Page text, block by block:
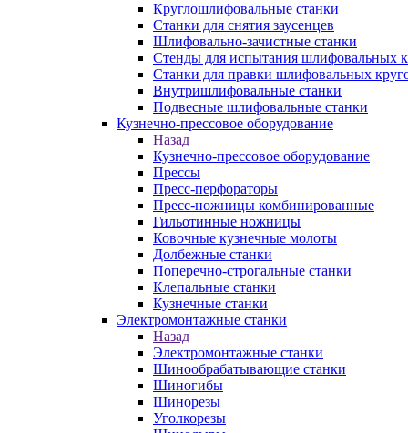
Круглошлифовальные станки
Станки для снятия заусенцев
Шлифовально-зачистные станки
Стенды для испытания шлифовальных
Станки для правки шлифовальных
Внутришлифовальные станки
Подвесные шлифовальные станки
Кузнечно-прессовое оборудование
Назад
Кузнечно-прессовое оборудование
Прессы
Пресс-перфораторы
Пресс-ножницы комбинированные
Гильотинные ножницы
Ковочные кузнечные молоты
Долбежные станки
Поперечно-строгальные станки
Клепальные станки
Кузнечные станки
Электромонтажные станки
Назад
Электромонтажные станки
Шинообрабатывающие станки
Шиногибы
Шинорезы
Уголкорезы